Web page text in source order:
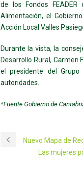
de los Fondos
Alimentación, el
Acción Local Valles
Durante la vista, la
Desarrollo Rural, Carmen
el presidente del
autoridades.
*Fuente Gobierno de
Nuevo Mapa de
Las mujeres